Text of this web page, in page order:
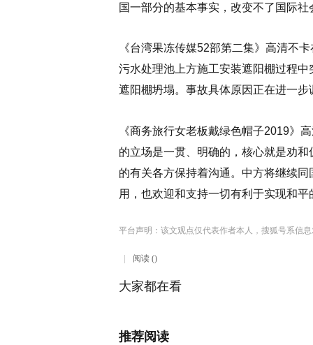
国一部分的基本事实，改变不了国际
《台湾果冻传媒52部第二集》高清
污水处理池上方施工安装遮阳棚过程
遮阳棚坍塌。事故具体原因正在进一步
《商务旅行女老板戴绿色帽子2019
的立场是一贯、明确的，核心就是劝
的有关各方保持着沟通。中方将继续
用，也欢迎和支持一切有利于实现和平
平台声明：该文观点仅代表作者本人，搜狐号系信
阅读 ()
大家都在看
推荐阅读